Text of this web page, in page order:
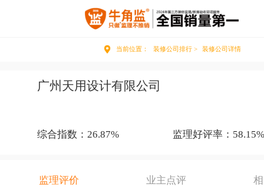
当前位置： 装修公司排行 > 装修公司详情
广州天用设计有限公司
综合指数：26.87% 监理好评率：
监理评价 业主点评